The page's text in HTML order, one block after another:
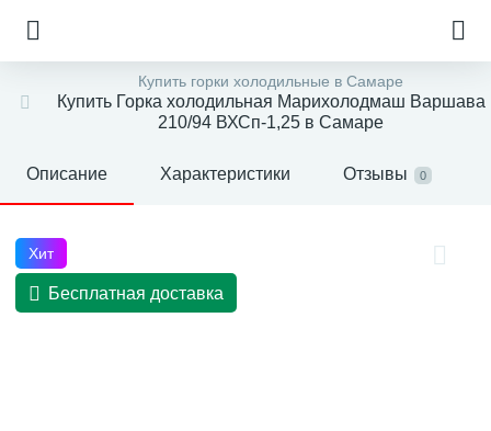
Купить горки холодильные в Самаре
Купить Горка холодильная Марихолодмаш Варшава
210/94 ВХСп-1,25 в Самаре
Описание Характеристики Отзывы 0
Хит
Бесплатная доставка